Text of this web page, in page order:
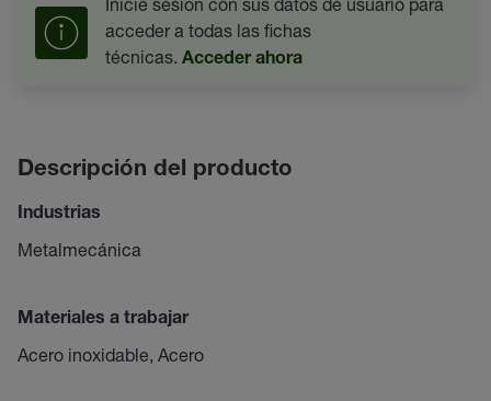
acceder a todas las fichas
técnicas. Acceder ahora
Descripción del producto
Industrias
Metalmecánica
Materiales a trabajar
Acero inoxidable, Acero